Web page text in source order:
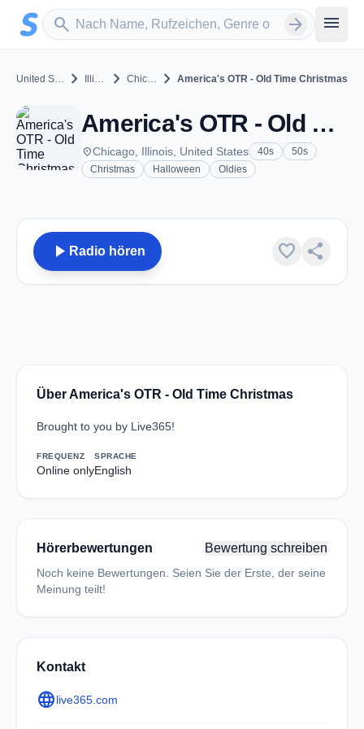
Zum Hauptinhalt springen
search
Sender suchen arrow_forward menu
United States chevron_right Illinois chevron_right Chicago chevron_rightAmerica's OTR - Old Time Christmas
America's OTR - Old Time Christmas - Chicago, IL
placeChicago, Illinois, United States 40s
50s
Christmas
Halloween Oldies
play_arrow Radio hören favorite share
Über America's OTR - Old Time Christmas
Brought to you by Live365!
FREQUENZ
Online only
SPRACHE
English
Hörerbewertungen Bewertung schreiben
Noch keine Bewertungen. Seien Sie der Erste, der seine
Meinung teilt!
Kontakt
languagelive365.com